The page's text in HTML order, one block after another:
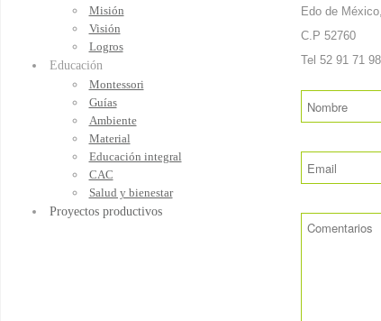
Misión
Visión
Logros
Educación
Montessori
Guías
Ambiente
Material
Educación integral
CAC
Salud y bienestar
Proyectos productivos
Edo de México,
C.P 52760
Tel 52 91 71